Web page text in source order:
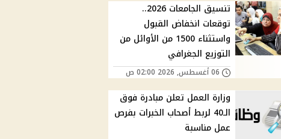
تنسيق الجامعات 2026..
توقعات انخفاض القبول
واستثناء 1500 من الأوائل من
التوزيع الجغرافي
06 أغسطس, 2026 02:00 ص
وزارة العمل تعلن مبادرة فوق
الـ40 لربط أصحاب الخبرات بفرص
عمل مناسبة